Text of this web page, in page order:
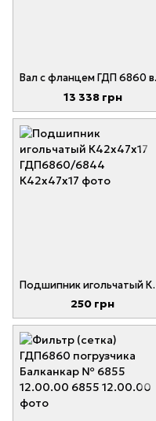
Вал с
13 338 грн
250 грн